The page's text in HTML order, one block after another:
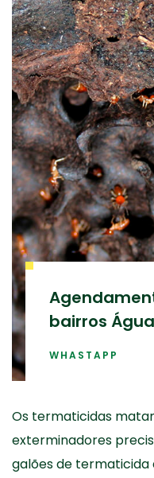
bairros
WHASTAPP
Os termaticidas
exterminadores
galões de termaticida